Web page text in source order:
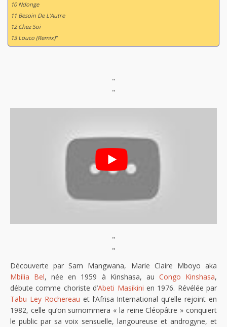
10 Ndonge
11 Besoin De L'Autre
12 Chez Soi
13 Louco (Remix)”
"
"
"
"
Découverte par Sam Mangwana, Marie Claire Mboyo aka
Mbilia Bel, née en 1959 à Kinshasa, au Congo Kinshasa,
débute comme choriste d’Abeti Masikini en 1976. Révélée par
Tabu Ley Rochereau et l’Afrisa International qu’elle rejoint en
1982, celle qu’on surnommera « la reine Cléopâtre » conquiert
le public par sa voix sensuelle, langoureuse et androgyne, et